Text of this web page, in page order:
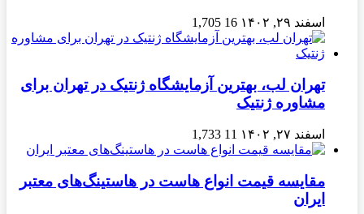
اسفند ۲۹, ۱۴۰۲ 16
1,705
تهران لب، بهترین آزمایشگاه ژنتیک در تهران برای
مشاوره ژنتیک
اسفند ۲۷, ۱۴۰۲ 11
1,733
مقایسه قیمت انواع هاست در هاستینگ‌های معتبر
ایران